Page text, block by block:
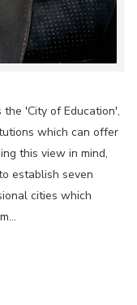
'City of Education',
which can offer
this view in mind,
establish seven
cities which